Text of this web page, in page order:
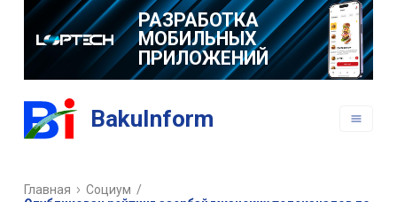
РАЗРАБОТКА
МОБИЛЬНЫХ
ПРИЛОЖЕНИЙ
BakuInform
Главная Социум /